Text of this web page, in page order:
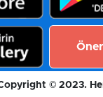
© 2023. Her